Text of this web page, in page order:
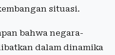
situasi.
bahwa negara-
dalam dinamika